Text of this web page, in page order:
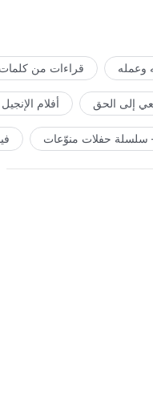
قراءات من كلمات
أفلام الإنجيل
– سلسلة حفلات منوّعات